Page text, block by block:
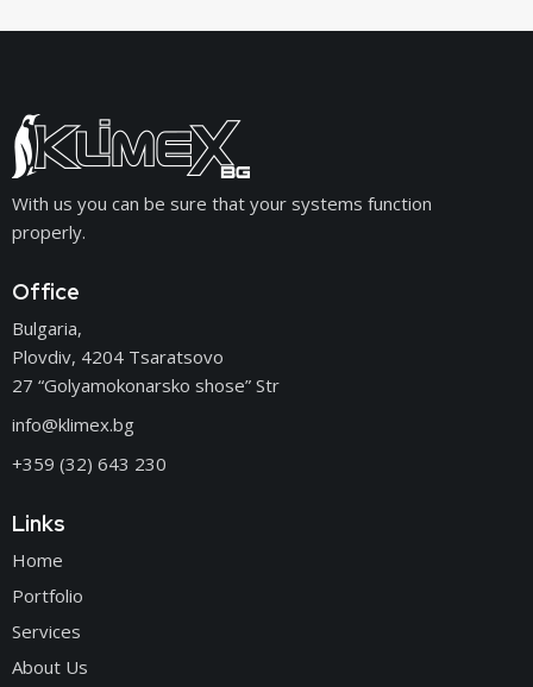
With us you can be sure that your systems function
properly.
Office
Bulgaria,
Plovdiv, 4204 Tsaratsovo
27 “Golyamokonarsko shose” Str
info@klimex.bg
+359 (32) 643 230
Links
Home
Portfolio
Services
About Us